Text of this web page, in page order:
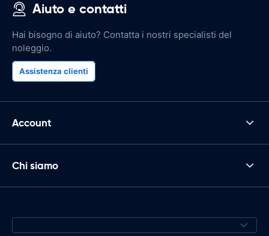
Aiuto e contatti
Hai bisogno di aiuto? Contatta i nostri specialisti del
noleggio.
Assistenza clienti
Account
Chi siamo